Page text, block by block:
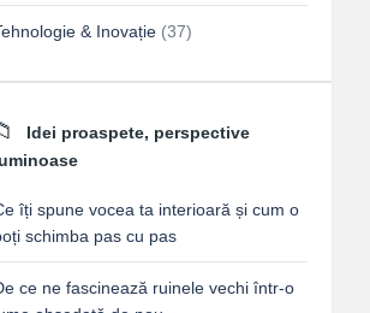
& Inovație (37)
Idei proaspete, perspective
îți spune vocea ta interioară și cum o
schimba pas cu pas
ce ne fascinează ruinele vechi într-o